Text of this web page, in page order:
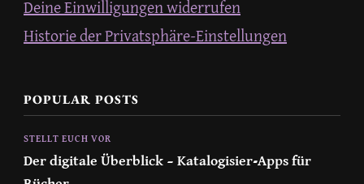
Deine Einwilligungen widerrufen
Historie der Privatsphäre-Einstellungen
POPULAR POSTS
STELLT EUCH VOR
Der digitale Überblick – Katalogisier-Apps für